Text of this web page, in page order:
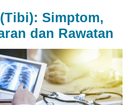
Simptom,
dan Rawatan